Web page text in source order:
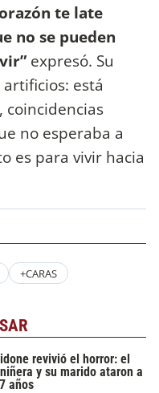
te late
no se pueden
expresó. Su
está
coincidencias
no esperaba a
es para vivir hacia
+CARAS
revivió el horror: el
y su marido ataron a
años